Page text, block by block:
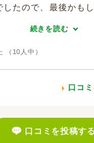
したので、最後かも
続きを読む
（ 10 人中）
口コ
口コミを投稿する